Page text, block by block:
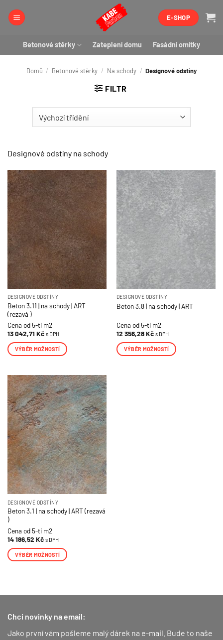
E-SHOP
Betonové stěrky Zateplení domu Fasádní omítky
Domů / Betonové stěrky / Na schody / Designové odstíny
FILTR
Designové odstíny na schody
DESIGNOVÉ ODSTÍNY
Beton 3.11 | na schody | ART
(rezavá )
Cena od 5-ti m2
13 042,71 Kč s DPH
VÝBĚR MOŽNOSTÍ
má
více
variant.
Možnosti
lze
vybrat
na
stránce
produktu
DESIGNOVÉ ODSTÍNY
Beton 3.8 | na schody | ART
Cena od 5-ti m2
12 356,28Kč s DPH
VÝBĚR MOŽNOSTÍ
DESIGNOVÉ ODSTÍNY
Beton 3.1 | na schody | ART (rezavá
)
Cena od 5-ti m2
14 186,52 Kč s DPH
VÝBĚR MOŽNOSTÍ
více
Možnosti
lze
Chci novinky na email:
Jako první vám pošleme malý dárek na e-mail. Bude to naše